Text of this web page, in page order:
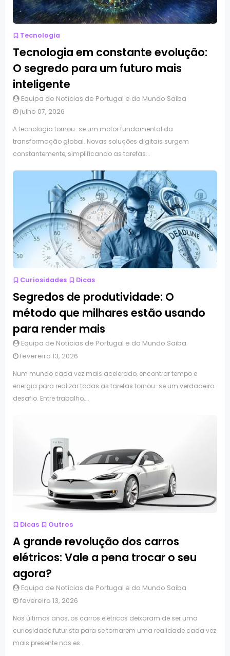
Tecnologia
Tecnologia em constante evolução:
O segredo para um futuro mais
inteligente
Equipa de Notícias de Portugal e do Mundo Saiba
julho 07, 2026
A tecnologia tornou-se um motor fundamental da
transformação global. Novas soluções digitais surgem
constantemente, simplificando as tarefas...
Curiosidades Dicas
Segredos de produtividade: O
método que milhares estão usando
para render mais
Equipa de Notícias de Portugal e do Mundo Saiba
fevereiro 13, 2026
Num mundo cada vez mais acelerado, encontrar tempo e
energia para realizar todas as tarefas tornou-se um verdadeiro
desafio. Entre trabalho,...
Dicas Outros
A grande revolução dos carros
elétricos: Vale a pena trocar o seu
agora?
Equipa de Notícias de Portugal e do Mundo Saiba
fevereiro 13, 2026
Nos últimos anos, os carros elétricos deixaram de ser uma
curiosidade futurista para se tornarem uma realidade cada vez
mais presente nas es...